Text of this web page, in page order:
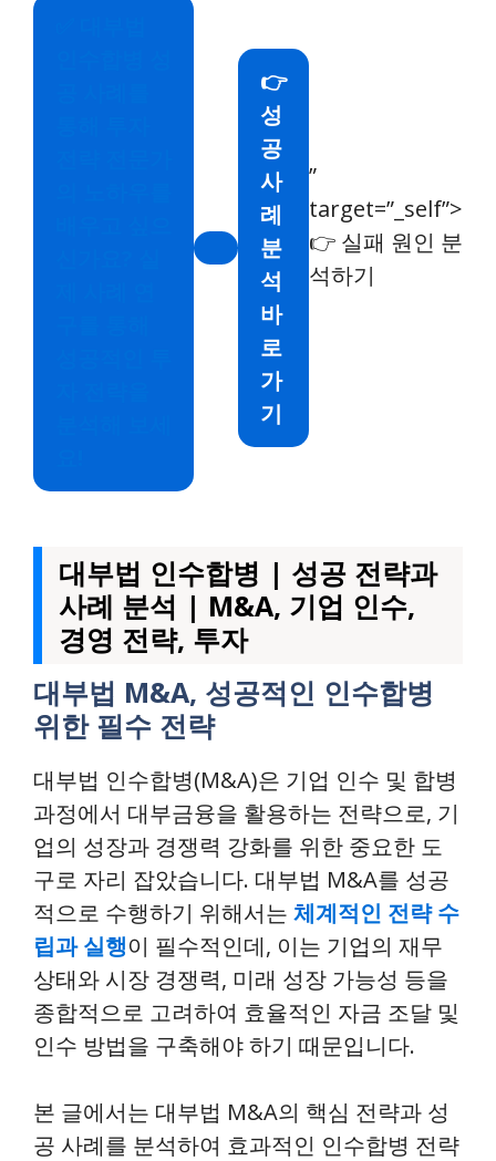
👉
성
공
사
례
분
석
바
로
가
기
”
target=”_self”>
👉 실패 원인 분
석하기
대부법 인수합병 | 성공 전략과
사례 분석 | M&A, 기업 인수,
경영 전략, 투자
대부법 M&A, 성공적인 인수합병
위한 필수 전략
대부법 인수합병(M&A)은 기업 인수 및 합병
과정에서 대부금융을 활용하는 전략으로, 기
업의 성장과 경쟁력 강화를 위한 중요한 도
구로 자리 잡았습니다. 대부법 M&A를 성공
적으로 수행하기 위해서는 체계적인 전략 수
립과 실행이 필수적인데, 이는 기업의 재무
상태와 시장 경쟁력, 미래 성장 가능성 등을
종합적으로 고려하여 효율적인 자금 조달 및
인수 방법을 구축해야 하기 때문입니다.
본 글에서는 대부법 M&A의 핵심 전략과 성
공 사례를 분석하여 효과적인 인수합병 전략